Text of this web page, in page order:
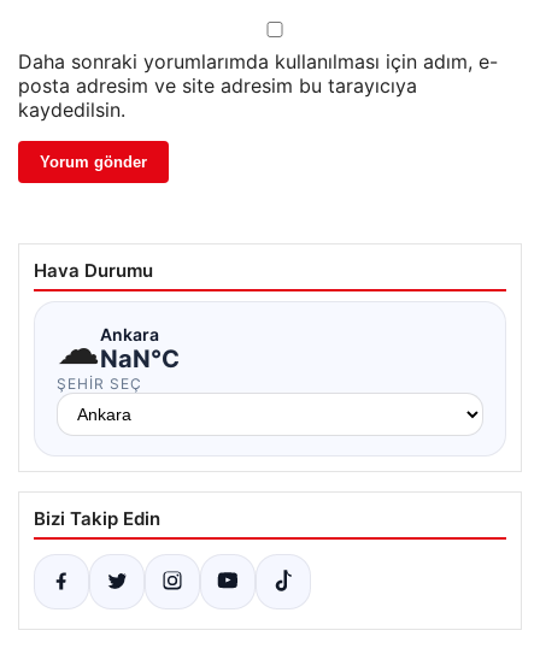
Daha sonraki yorumlarımda kullanılması için adım, e-
posta adresim ve site adresim bu tarayıcıya
kaydedilsin.
Hava Durumu
☁Ankara
NaN°C
ŞEHIR SEÇ
Bizi Takip Edin